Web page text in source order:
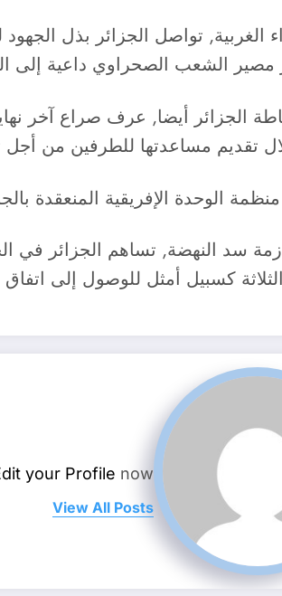
الغربية, تواصل الجزائر بذل
الشعب الصحراوي داعية إلى
تقديم مساعدتها للطرفين من أجل
المنعقدة بالجزائر في يوليو 1999, وافقا طرفا النزاع على شروط
سد النهضة, تساهم الجزائر في
الثلاثة كسبيل أمثل للوصول إلى
your Profile now.
View All Posts